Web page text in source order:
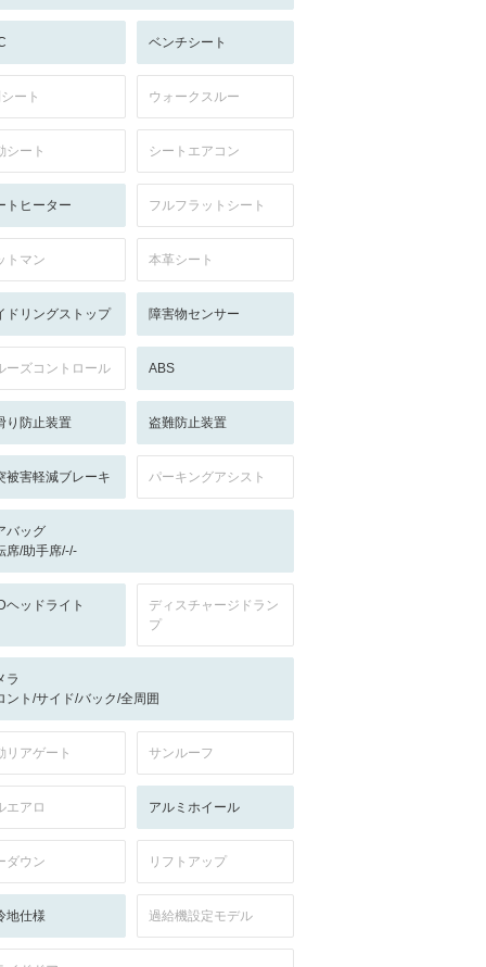
ベンチシート
ート ウォークスルー
シート シートエアコン
トヒーター フルフラットシート
トマン 本革シート
ドリングストップ 障害物センサー
ーズコントロール ABS
り防止装置 盗難防止装置
被害軽減ブレーキ パーキングアシスト
バッグ
席/助手席/-/-
ヘッドライト
ディスチャージドラン
プ
ラ
ント/サイド/バック/全周囲
リアゲート サンルーフ
エアロ アルミホイール
ダウン リフトアップ
地仕様 過給機設定モデル